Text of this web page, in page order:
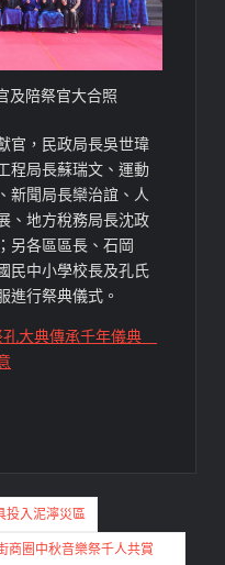
及陪祭官大合照
官，民政局長吳世瑋
程局長蘇瑞文、運動
新聞局長欒治誼、人
、地方稅務局長沈政
另各區區長、石岡
民中小學校長及孔氏
進行祭典儀式。
孔大典傳承千年儀典
入泥濘災區
圈中秋音樂祭千人共賞